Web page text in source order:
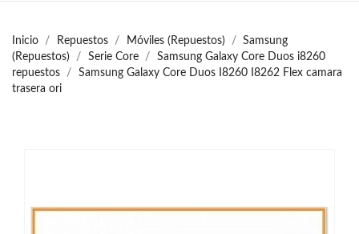
Inicio Repuestos Móviles (Repuestos)
Samsung
(Repuestos)
Serie Core
Samsung Galaxy Core Duos i8260
repuestos
Samsung Galaxy Core Duos I8260 I8262 Flex camara
trasera ori